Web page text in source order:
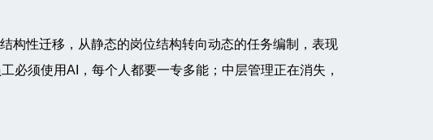
构性迁移，从静态的岗位结构转向动态的任务编制，表现
必须使用AI，每个人都要一专多能；中层管理正在消失，